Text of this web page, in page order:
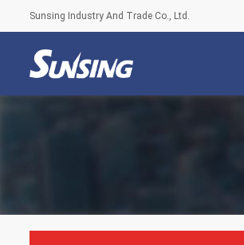
Sunsing Industry And Trade Co., Ltd.